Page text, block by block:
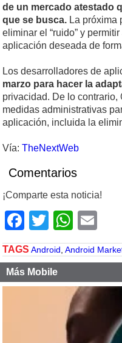
de un mercado atestado
que se busca. La próxima
eliminar el “ruido” y
aplicación deseada de
Los desarrolladores de
marzo para hacer la
privacidad. De lo contrario,
medidas administrativas
aplicación, incluida la
Vía: TheNextWeb
Comentarios
¡Comparte esta noticia!
Facebook
Twitter
TAGS Android Android
Más Mobile